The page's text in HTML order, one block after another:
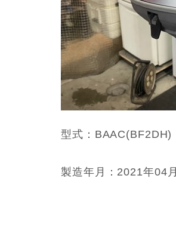
型式：BAAC(BF2DH)
製造年月：2021年04月